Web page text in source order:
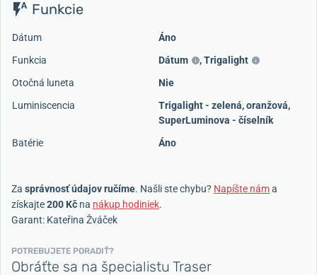
Funkcie
Dátum
Áno
Funkcia
Dátum ,Trigalight
Otočná luneta
Nie
Luminiscencia
Trigalight - zelená, oranžová,
SuperLuminova - číselník
Batérie
Áno
Za správnosť údajov ručíme. Našli ste chybu? Napíšte náma
získajte200 Kč na nákup hodiniek.
Garant: Kateřina Žváček
POTREBUJETE PORADIŤ?
Obráťte sa na špecialistu Traser